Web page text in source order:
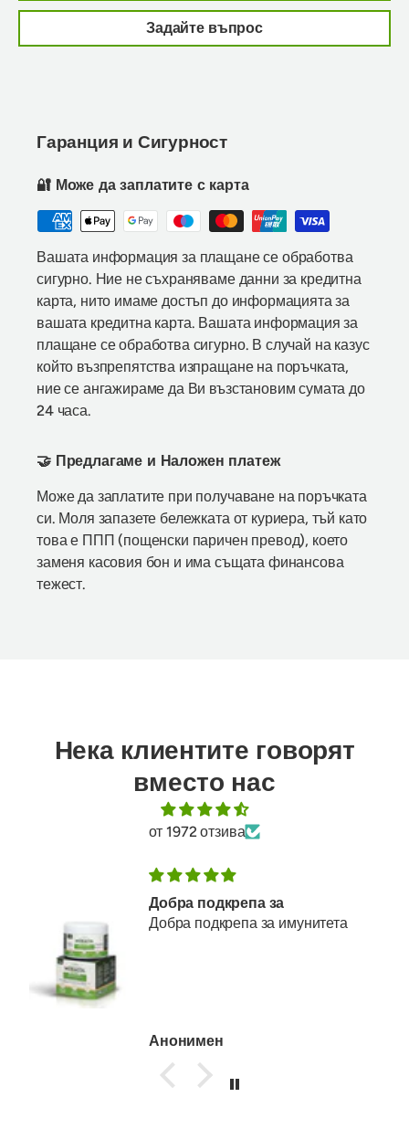
Задайте въпрос
Гаранция и Сигурност
🔐 Може да заплатите с карта
Вашата информация за плащане се обработва
сигурно. Ние не съхраняваме данни за кредитна
карта, нито имаме достъп до информацията за
вашата кредитна карта. Вашата информация за
плащане се обработва сигурно. В случай на казус
който възпрепятства изпращане на поръчката,
ние се ангажираме да Ви възстановим сумата до
24 часа.
🤝 Предлагаме и Наложен платеж
Може да заплатите при получаване на поръчката
си. Моля запазете бележката от куриера, тъй като
това е ППП (пощенски паричен превод), което
заменя касовия бон и има същата финансова
тежест.
Нека клиентите говорят
вместо нас
от 1972 отзива
Добра подкрепа за
Добра подкрепа за имунитета
Анонимен